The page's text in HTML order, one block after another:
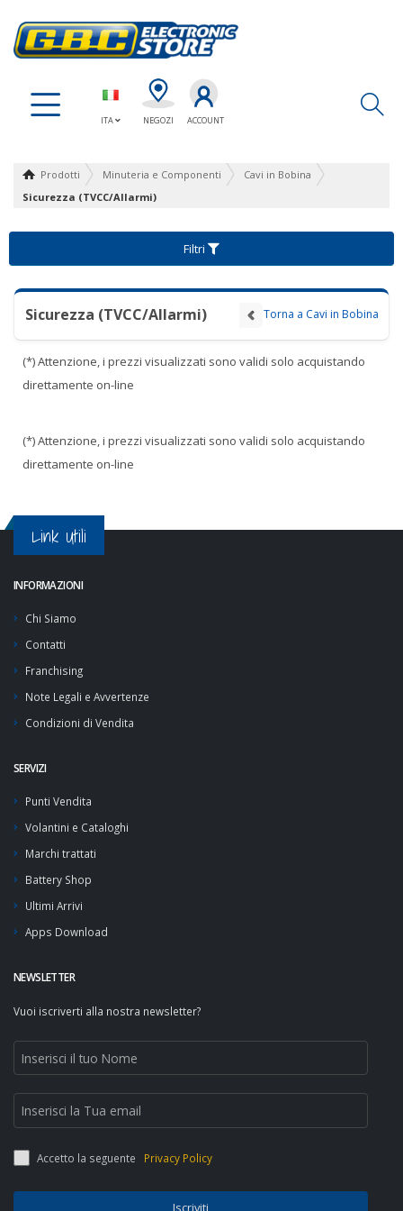
ITA NEGOZI ACCOUNT
Prodotti Minuteria e Componenti
Cavi in Bobina
Sicurezza (TVCC/Allarmi)
Filtri
Sicurezza (TVCC/Allarmi) Torna a Cavi in Bobina
(*) Attenzione, i prezzi visualizzati sono validi solo acquistando
direttamente on-line
(*) Attenzione, i prezzi visualizzati sono validi solo acquistando
direttamente on-line
Link Utili
INFORMAZIONI
Chi Siamo
Contatti
Franchising
Note Legali e Avvertenze
Condizioni di Vendita
SERVIZI
Punti Vendita
Volantini e Cataloghi
Marchi trattati
Battery Shop
Ultimi Arrivi
Apps Download
NEWSLETTER
Vuoi iscriverti alla nostra newsletter?
Accetto la seguente Privacy Policy
Iscriviti